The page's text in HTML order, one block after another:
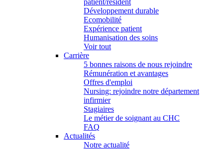
patient/résident
Développement durable
Ecomobilité
Expérience patient
Humanisation des soins
Voir tout
Carrière
5 bonnes raisons de nous rejoindre
Rémunération et avantages
Offres d'emploi
Nursing: rejoindre notre département
infirmier
Stagiaires
Le métier de soignant au CHC
FAQ
Actualités
Notre actualité